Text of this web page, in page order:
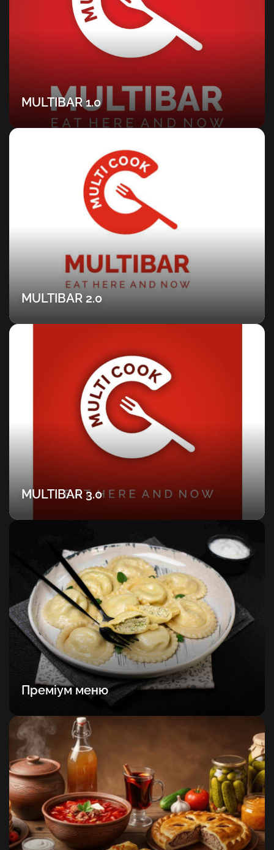
MULTIBAR 1.0
MULTIBAR 2.0
MULTIBAR 3.0
Преміум меню